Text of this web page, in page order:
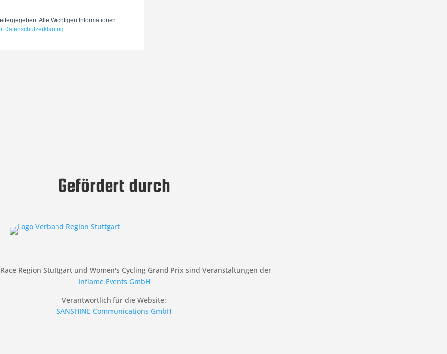
Gefördert durch
Race Region Stuttgart und Women's Cycling Grand Prix sind Veranstaltungen der
Inflame Events GmbH
Verantwortlich für die Website:
SANSHINE Communications GmbH